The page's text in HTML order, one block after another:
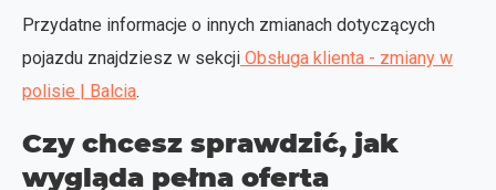
Przydatne informacje o innych zmianach dotyczących
pojazdu znajdziesz w sekcji Obsługa klienta - zmiany w
polisie | Balcia.
Czy chcesz sprawdzić, jak
wygląda pełna oferta